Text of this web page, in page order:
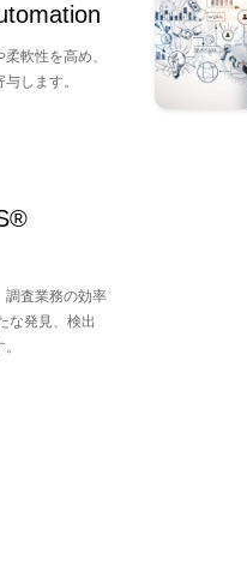
軟性を高め、
します。
調査業務の効率
な発見、検出